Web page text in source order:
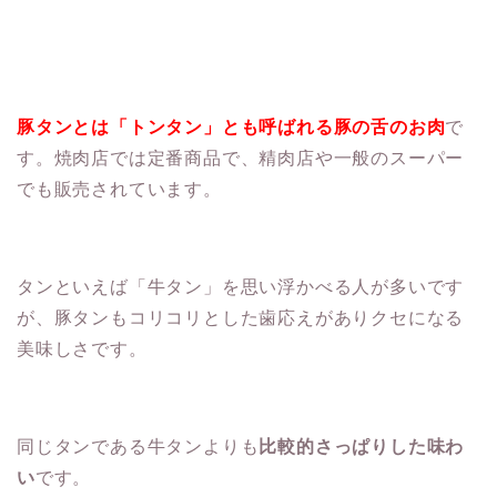
豚タンとは「トンタン」とも呼ばれる豚の舌のお肉で
す。焼肉店では定番商品で、精肉店や一般のスーパー
でも販売されています。
タンといえば「牛タン」を思い浮かべる人が多いです
が、豚タンもコリコリとした歯応えがありクセになる
美味しさです。
同じタンである牛タンよりも 比較的さっぱりした味わ
いです。